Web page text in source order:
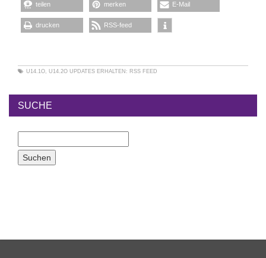
teilen merken E-Mail
drucken RSS-feed
U14.1O, U14.2O UPDATES ERHALTEN: RSS FEED
SUCHE